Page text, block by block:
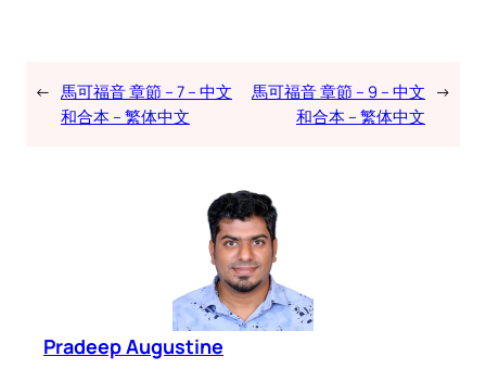
← 馬可福音 章節 – 7 – 中文
和合本 – 繁体中文
馬可福音 章節 – 9 – 中文
和合本 – 繁体中文
→
Pradeep Augustine